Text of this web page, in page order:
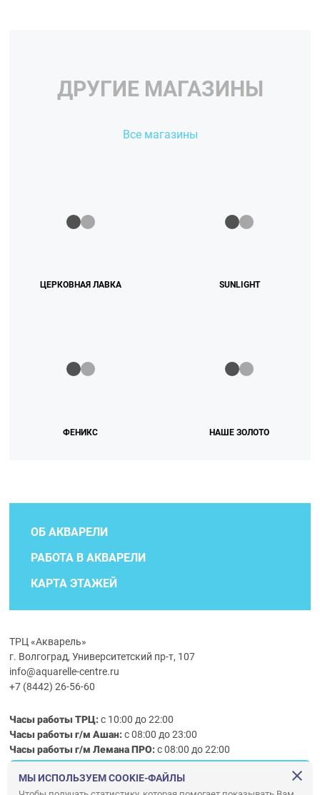
ДРУГИЕ МАГАЗИНЫ
Все магазины
ЦЕРКОВНАЯ ЛАВКА SUNLIGHT
ФЕНИКС НАШЕ ЗОЛОТО
ОБ АКВАРЕЛИ
РАБОТА В АКВАРЕЛИ
КАРТА ЭТАЖЕЙ
ТРЦ «Акварель»
г. Волгоград, Университетский пр-т, 107
info@aquarelle-centre.ru
+7 (8442) 26-56-60
Часы работы ТРЦ:с 10:00 до 22:00
Часы работы г/м Ашан:с 08:00 до 23:00
Часы работыг/мЛемана ПРО:с 08:00 до 22:00
Правила посещения ТРЦ «Акварель»
МЫ ИСПОЛЬЗУЕМ COOKIE-ФАЙЛЫ